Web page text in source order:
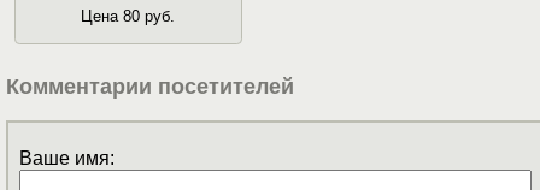
Цена 80 руб.
Комментарии посетителей
Ваше имя: